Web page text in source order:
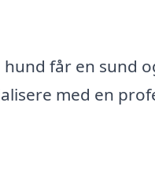
får en sund
med en